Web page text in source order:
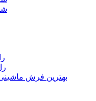
بهترین فرش